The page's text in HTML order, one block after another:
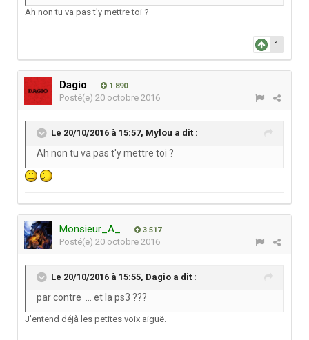
Ah non tu va pas t'y mettre toi ?
1
Dagio 1 890
Posté(e) 20 octobre 2016
Le 20/10/2016 à 15:57, Mylou a dit :
Ah non tu va pas t'y mettre toi ?
Monsieur_A_ 3 517
Posté(e) 20 octobre 2016
Le 20/10/2016 à 15:55, Dagio a dit :
par contre ... et la ps3 ???
J'entend déjà les petites voix aiguë.